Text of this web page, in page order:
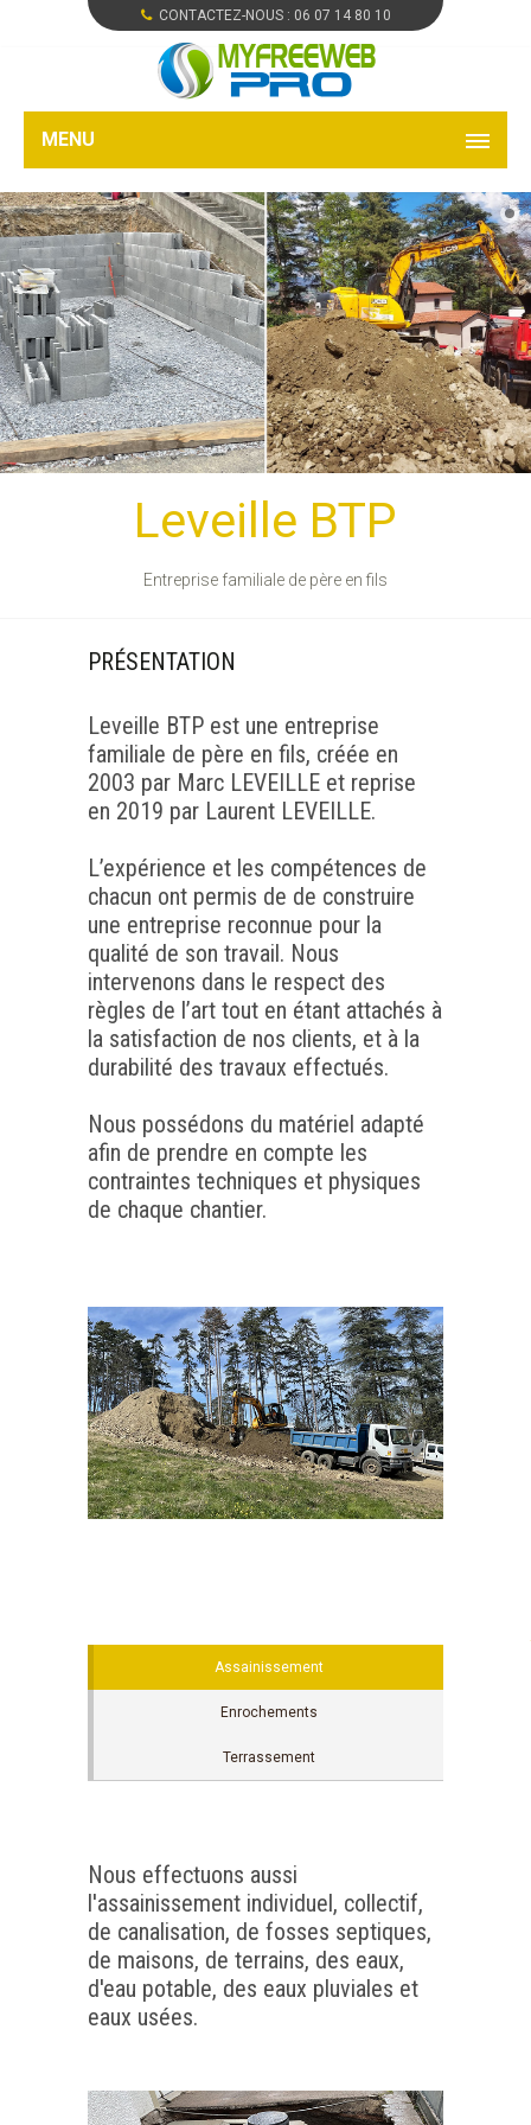
CONTACTEZ-NOUS : 06 07 14 80 10
MENU
Leveille BTP
Entreprise familiale de père en fils
PRÉSENTATION
Leveille BTP est une entreprise
familiale de père en fils, créée en
2003 par Marc LEVEILLE et reprise
en 2019 par Laurent LEVEILLE.
L’expérience et les compétences de
chacun ont permis de de construire
une entreprise reconnue pour la
qualité de son travail. Nous
intervenons dans le respect des
règles de l’art tout en étant attachés à
la satisfaction de nos clients, et à la
durabilité des travaux effectués.
Nous possédons du matériel adapté
afin de prendre en compte les
contraintes techniques et physiques
de chaque chantier.
Assainissement
Enrochements
Terrassement
Nous effectuons aussi
l'assainissement individuel, collectif,
de canalisation, de fosses septiques,
de maisons, de terrains, des eaux,
d'eau potable, des eaux pluviales et
eaux usées.